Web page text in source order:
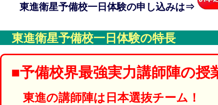
東進衛星予備校一日体験の申し込みは⇒
東進衛星予備校一日体験の特長
■予備校界最強実力講師陣の授
東進の講師陣は日本選抜チーム！